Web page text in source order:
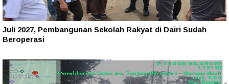
Juli 2027, Pembangunan Sekolah Rakyat di Dairi Sudah
Beroperasi